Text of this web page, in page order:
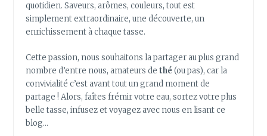
quotidien. Saveurs, arômes, couleurs, tout est
simplement extraordinaire, une découverte, un
enrichissement à chaque tasse.
Cette passion, nous souhaitons la partager au plus grand
nombre d’entre nous, amateurs de thé (ou pas), car la
convivialité c’est avant tout un grand moment de
partage ! Alors, faîtes frémir votre eau, sortez votre plus
belle tasse, infusez et voyagez avec nous en lisant ce
blog…